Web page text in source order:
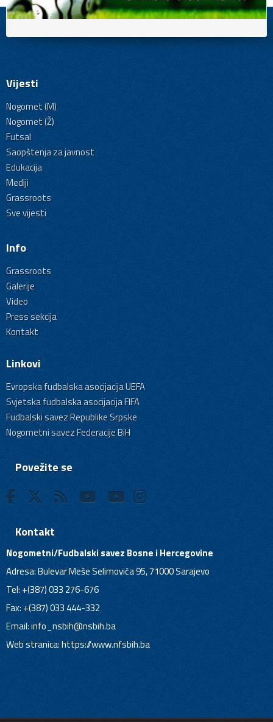
Vijesti
Nogomet (M)
Nogomet (Ž)
Futsal
Saopštenja za javnost
Edukacija
Mediji
Grassroots
Sve vijesti
Info
Grassroots
Galerije
Video
Press sekcija
Kontakt
Linkovi
Evropska fudbalska asocijacija UEFA
Svjetska fudbalska asocijacija FIFA
Fudbalski savez Republike Srpske
Nogometni savez Federacije BiH
Povežite se
Kontakt
Nogometni/Fudbalski savez Bosne i Hercegovine
Adresa: Bulevar Meše Selimovića 95, 71000 Sarajevo
Tel: +(387) 033 276-676
Fax: +(387) 033 444-332
Email:info_nsbih@nsbih.ba
Web stranica: https://www.nfsbih.ba